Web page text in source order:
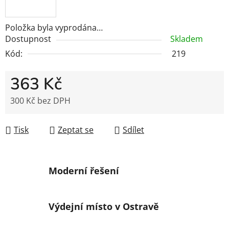
Položka byla vyprodána…
Dostupnost
Skladem
Kód:
219
363 Kč
300 Kč bez DPH
Tisk
Zeptat se Sdílet
Moderní řešení
Výdejní místo v Ostravě